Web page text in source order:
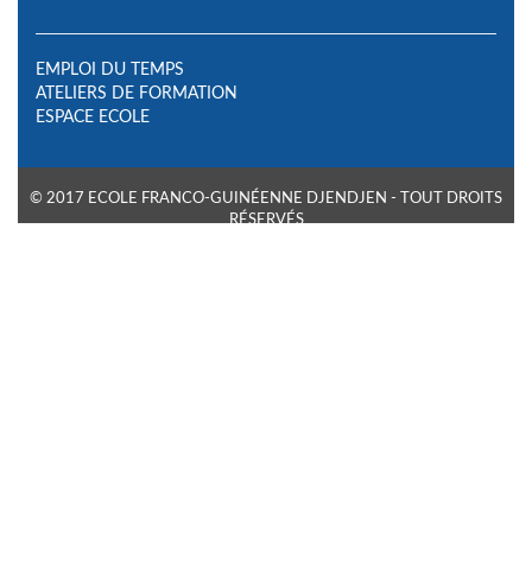
EMPLOI DU TEMPS
ATELIERS DE FORMATION
ESPACE ECOLE
© 2017 ECOLE FRANCO-GUINÉENNE DJENDJEN - TOUT DROITS
RÉSERVÉS